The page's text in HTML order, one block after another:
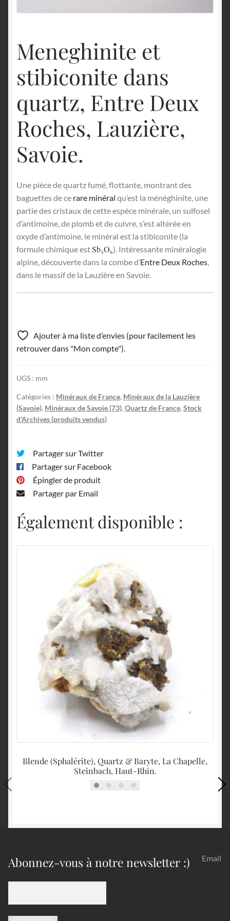
Meneghinite et
stibiconite dans
quartz, Entre Deux
Roches, Lauzière,
Savoie.
Une pièce de quartz fumé, flottante, montrant des
baguettes de ce rare minéral qu’est la ménéghinite, une
partie des cristaux de cette espèce minérale, un sulfosel
d’antimoine, de plomb et de cuivre, s’est altérée en
oxyde d’antimoine, le minéral est la stibiconite (la
formule chimique estSb₃O₆). Intéressante minéralogie
alpine, découverte dans la combe d’Entre Deux Roches
dans le massif de la Lauzière en Savoie.
Ajouter à ma liste d’envies (pour facilement les
retrouver dans "Mon compte").
UGS : mm
Catégories : Minéraux de France, Minéraux de la Lauzière
(Savoie), Minéraux de Savoie (73), Quartz de France, Stock
d'Archives (produits vendus)
Partager sur Twitter
Partager sur Facebook
Épingler de produit
Partager par Email
Également disponible :
Blende (Sphalérite), Quartz & Baryte, La Chapelle,
Steinbach, Haut-Rhin.
Abonnez-vous à notre newsletter :) Email